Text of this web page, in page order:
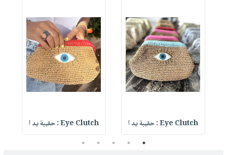
Eye Clutch : حقيبة يد ا Eye Clutch : حقيبة يد ا
1
2
3
4
5